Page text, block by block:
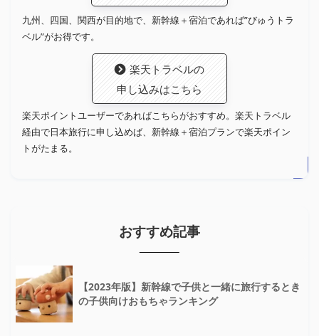
九州、四国、関西が目的地で、新幹線＋宿泊であれば”びゅうトラ
ベル”がお得です。
楽天トラベルの
申し込みはこちら
楽天ポイントユーザーであればこちらがおすすめ。楽天トラベル
経由で日本旅行に申し込めば、新幹線＋宿泊プランで楽天ポイン
トがたまる。
おすすめ記事
【2023年版】新幹線で子供と一緒に旅行するとき
の子供向けおもちゃランキング